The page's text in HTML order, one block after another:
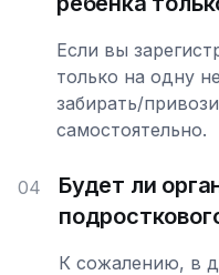
Если вы
только на одну
забирать/
самостоятельно.
04
Будет ли
К сожалению, в